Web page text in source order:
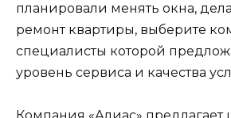
планировали менять окна,
ремонт квартиры, выберите
специалисты которой
уровень сервиса и качества